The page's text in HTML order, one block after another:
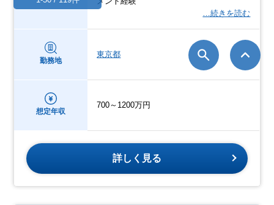
…続きを読む
勤務地
東京都
想定年収
700～1200万円
詳しく見る